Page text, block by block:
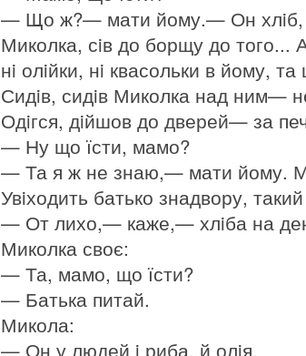
— Що ж?— мати йому.— Он хлiб,
Миколка, сiв до борщу до того...
нi олiйки, нi квасольки в йому,
Сидiв, сидiв Миколка над ним—
Одiгся, дiйшов до дверей— за
— Ну що їсти, мамо?
— Та я ж не знаю,— мати йому.
Увiходить батько знадвору,
— От лихо,— каже,— хлiба на
Миколка своє:
— Та, мамо, що їсти?
— Батька питай.
Микола:
— Он у людей i риба, й олiя.